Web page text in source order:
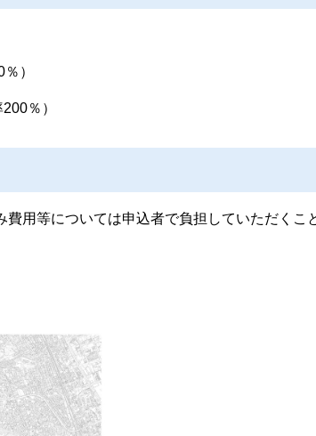
）
％）
費用等については申込者で負担していただくこ